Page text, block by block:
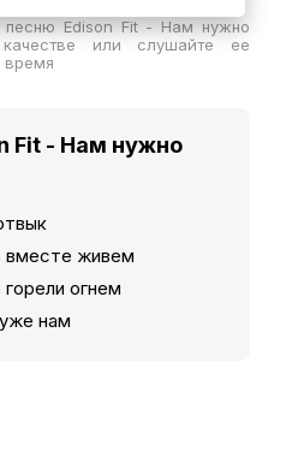
песню Edison Fit - Нам нужно
или слушайте ее
время
Fit - Нам нужно
вместе живем
огнем
нам